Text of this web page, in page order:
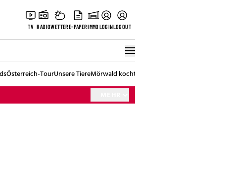
TV RADIOWETTERE-PAPERIMMOLOGINLOGOUT
Österreich-TourUnsere TiereMörwald kocht